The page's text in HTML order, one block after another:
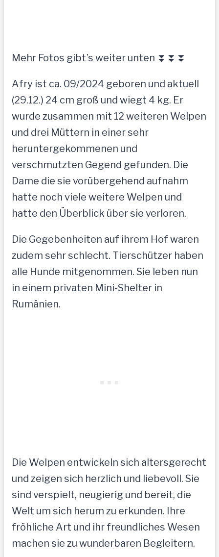
Mehr Fotos gibt’s weiter unten ⏬⏬⏬
Afry ist ca. 09/2024 geboren und aktuell
(29.12.) 24 cm groß und wiegt 4 kg. Er
wurde zusammen mit 12 weiteren Welpen
und drei Müttern in einer sehr
heruntergekommenen und
verschmutzten Gegend gefunden. Die
Dame die sie vorübergehend aufnahm
hatte noch viele weitere Welpen und
hatte den Überblick über sie verloren.
Die Gegebenheiten auf ihrem Hof waren
zudem sehr schlecht. Tierschützer haben
alle Hunde mitgenommen. Sie leben nun
in einem privaten Mini-Shelter in
Rumänien.
Die Welpen entwickeln sich altersgerecht
und zeigen sich herzlich und liebevoll. Sie
sind verspielt, neugierig und bereit, die
Welt um sich herum zu erkunden. Ihre
fröhliche Art und ihr freundliches Wesen
machen sie zu wunderbaren Begleitern.